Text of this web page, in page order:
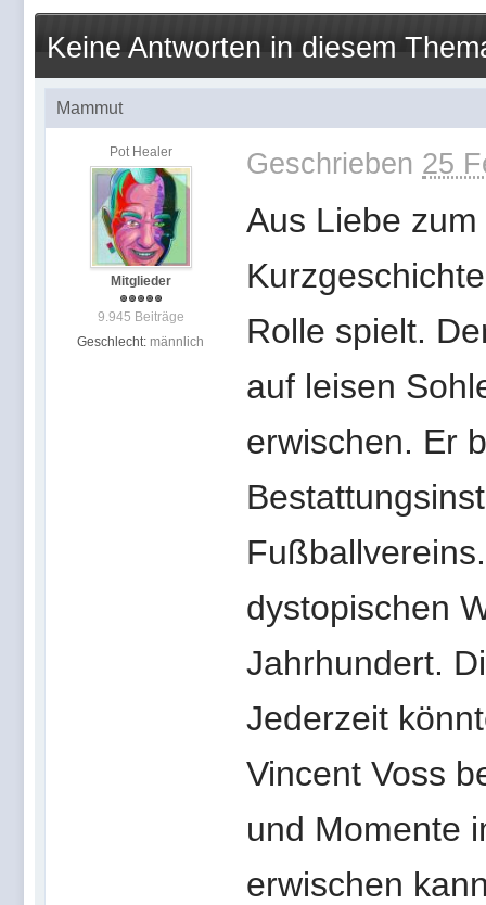
Keine Antworten in diesem
Mammut
Pot Healer
Mitglieder
9.945 Beiträge
Geschlecht: männlich
Geschrieben 25
Aus Liebe
Rolle spielt.
auf leisen
erwischen. Er
dystopischen
Jahrhundert.
Jederzeit
Vincent Voss
und Momente
erwischen